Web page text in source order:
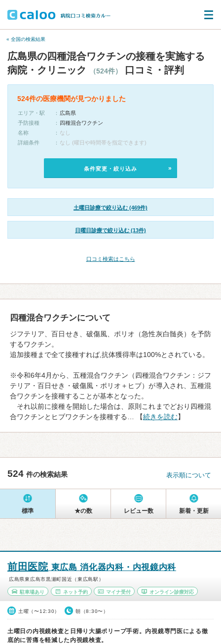
« 全国の検索結果
広島県の四種混合ワクチンの接種を実施する
病院・クリニック
（524件） 口コミ・評判
524件の医療機関が見つかりました
エリア・駅
広島県
予防接種
四種混合ワクチン
名称
なし
詳細条件
なし (曜日や時間帯を指定できます)
条件変更・絞り込み
土曜日診療で絞り込む (469件)
日曜日診療で絞り込む (13件)
口コミ検索はこちら
四種混合ワクチンについて
ジフテリア、百日せき、破傷風、ポリオ（急性灰白髄炎）を予防
するワクチン。
追加接種まで全て接種すれば,抗体獲得率は100%とされている。
※令和6年4月から、五種混合ワクチン（四種混合ワクチン：ジフ
テリア・百日せき・破傷風・ポリオ＋ヒブ）が導入され、五種混
合ワクチンを接種することが基本となった。
それ以前に接種を開始した場合は、原則これまでどおり四種混
合ワクチンとヒブワクチンを接種する… 【続きを読む】
524 件の検索結果 表示順について
標準 ★の数 レビュー数 新着・更新
前田医院東広島 消化器内科・内視鏡内科
広島県東広島市黒瀬町国近（東広島駅）
駐車場あり ネット予約 マイナ受付 オンライン診療対応
土曜（〜12:30） 朝（8:30〜）
土曜日の内視鏡検査と日帰り大腸ポリープ手術。内視鏡専門医による徹
底的に苦痛を軽減した内視鏡検査。